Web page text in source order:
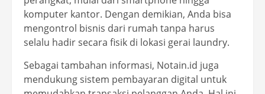
komputer kantor. Dengan demikian, Anda bisa
mengontrol bisnis dari rumah tanpa harus
selalu hadir secara fisik di lokasi gerai laundry.
Sebagai tambahan informasi, Notain.id juga
mendukung sistem pembayaran digital untuk